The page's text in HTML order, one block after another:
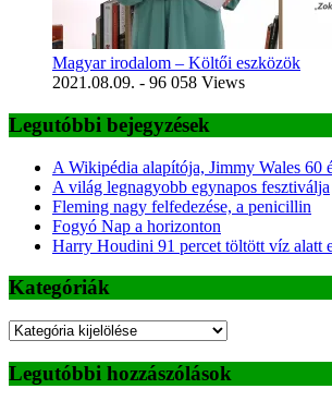
Magyar irodalom – Költői eszközök
2021.08.09. - 96 058 Views
Legutóbbi bejegyzések
A Wikipédia alapítója, Jimmy Wales 60
A világ legnagyobb egynapos fesztiválja
Fleming nagy felfedezése, a penicillin
Fogyó Nap a horizonton
Harry Houdini 91 percet töltött víz alatt
Kategóriák
Kategóriák
Legutóbbi hozzászólások